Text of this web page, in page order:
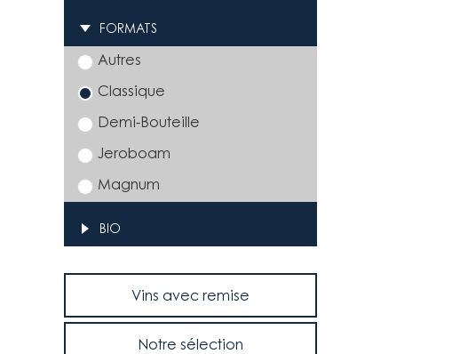
FORMATS
Autres
Classique
Demi-Bouteille
Jeroboam
Magnum
BIO
Vins avec remise
Notre sélection